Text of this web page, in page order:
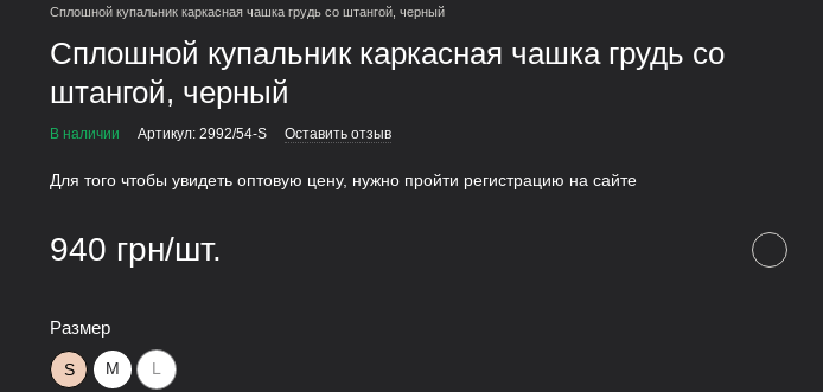
Сплошной купальник каркасная чашка грудь со штангой, черный
Сплошной купальник каркасная чашка грудь со
штангой, черный
В наличии Артикул: 2992/54-S Оставить отзыв
Для того чтобы увидеть оптовую цену, нужно пройти регистрацию на сайте
940 грн/шт.
Размер
S M L